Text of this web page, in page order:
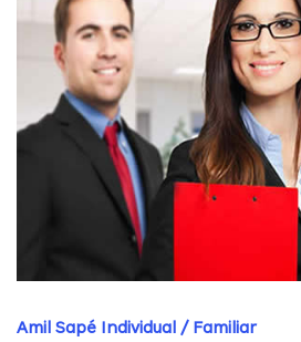
Amil Sapé Individual / Familiar